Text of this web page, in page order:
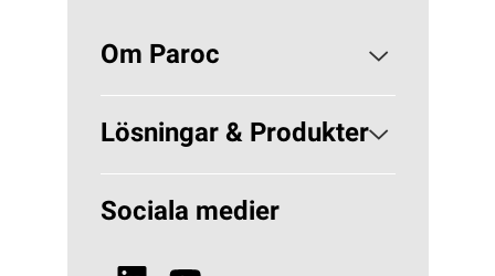
Om Paroc
Om PAROC
Varför Stenull?
Hållbarhet
Lösningar & Produkter
Lösningar Byggisolering
Sociala medier